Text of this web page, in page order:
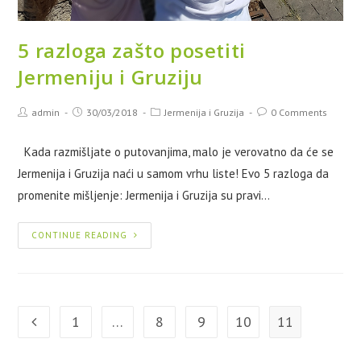
5 razloga zašto posetiti
Jermeniju i Gruziju
admin 30/03/2018 Jermenija i Gruzija 0 Comments
Kada razmišljate o putovanjima, malo je verovatno da će se
Jermenija i Gruzija naći u samom vrhu liste! Evo 5 razloga da
promenite mišljenje: Jermenija i Gruzija su pravi…
CONTINUE READING
1 … 8 9 10 11